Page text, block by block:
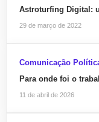
Astroturfing Digital:
29 de março de 2022
Comunicação
Para onde foi o
11 de abril de 2026